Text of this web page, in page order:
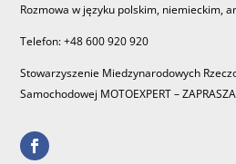
Rozmowa w języku polskim, niemieckim,
Telefon: +48 600 920 920
Stowarzyszenie Miedzynarodowych
Samochodowej MOTOEXPERT – ZAPRASZA